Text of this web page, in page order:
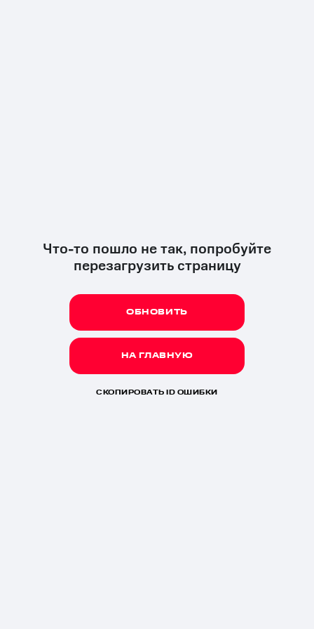
Что-то пошло не так, попробуйте
перезагрузить страницу
ОБНОВИТЬ
НА ГЛАВНУЮ
СКОПИРОВАТЬ ID ОШИБКИ